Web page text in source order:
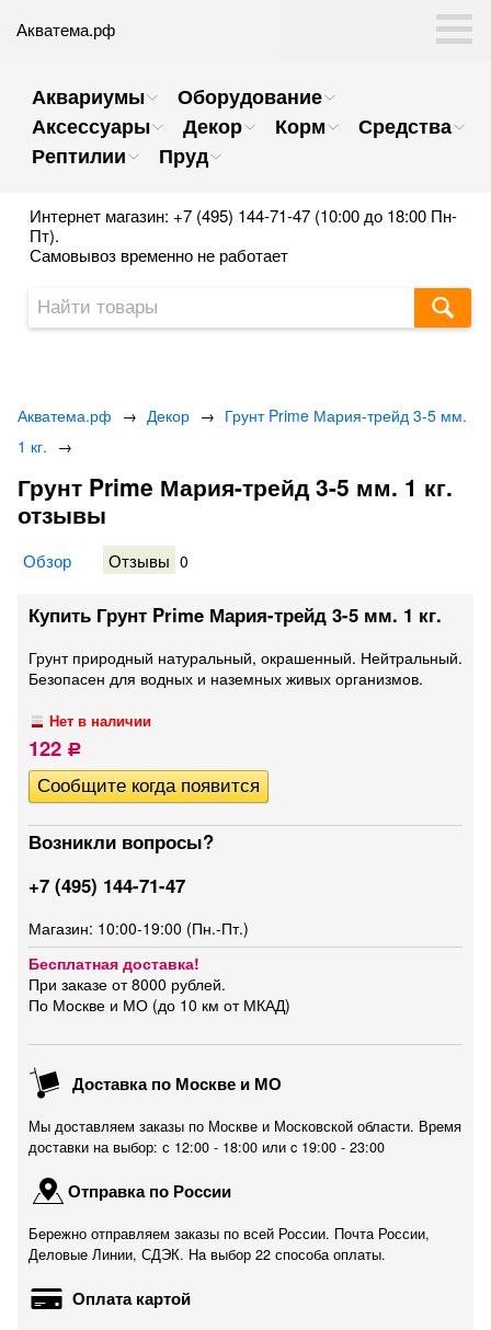
Акватема.рф
Аквариумы
Оборудование
Аксессуары
Декор Корм
Средства
Рептилии
Пруд
Интернет магазин: +7 (495) 144-71-47 (10:00 до 18:00 Пн-
Пт).
Самовывоз временно не работает
Акватема.рф → Декор → Грунт Prime Мария-трейд 3-5 мм.
1 кг. →
Грунт Prime Мария-трейд 3-5 мм. 1 кг.
отзывы
Обзор Отзывы 0
Купить Грунт Prime Мария-трейд 3-5 мм. 1 кг.
Грунт природный натуральный, окрашенный. Нейтральный.
Безопасен для водных и наземных живых организмов.
Нет в наличии
122 Р
Возникли вопросы?
+7 (495) 144-71-47
Магазин: 10:00-19:00 (Пн.-Пт.)
Бесплатная доставка!
При заказе от 8000 рублей.
По Москве и МО (до 10 км от МКАД)
Доставка по Москве и МО
Мы доставляем заказы по Москве и Московской области. Время
доставки на выбор: с 12:00 - 18:00 или c 19:00 - 23:00
Отправка по России
Бережно отправляем заказы по всей России. Почта России,
Деловые Линии, СДЭК. На выбор 22 способа оплаты.
Оплата картой